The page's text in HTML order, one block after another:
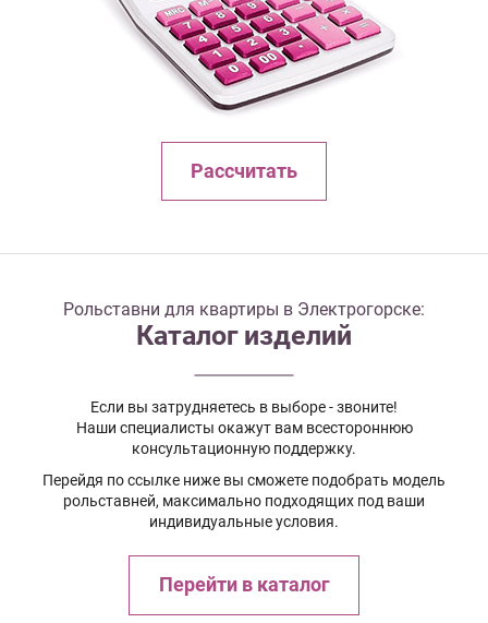
Рассчитать
Рольставни для квартиры в Электрогорске:
Каталог изделий
Если вы затрудняетесь в выборе - звоните!
Наши специалисты окажут вам всестороннюю
консультационную поддержку.
Перейдя по ссылке ниже вы сможете подобрать модель
рольставней, максимально подходящих под ваши
индивидуальные условия.
Перейти в каталог